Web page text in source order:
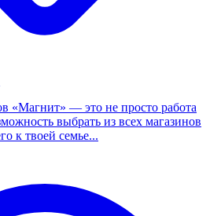
«Магнит» — это не просто работа
выбрать из всех магазинов
к твоей семье...